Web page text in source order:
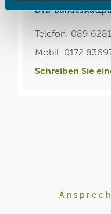
gesammelt haben.
DTB-
Telefon: 089
Mobil: 0172
Schreiben Sie